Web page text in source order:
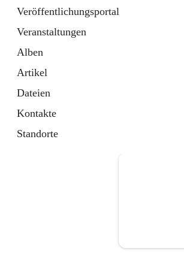
Veröffentlichungsportal
Veranstaltungen
Alben
Artikel
Dateien
Kontakte
Standorte